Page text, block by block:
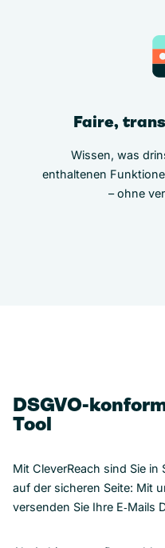
Faire,
Wissen, was
enthaltenen
– ohne
DSGVO-
Tool
Mit CleverReach sind Sie
auf der sicheren Seite: Mit
versenden Sie Ihre E‑Mails